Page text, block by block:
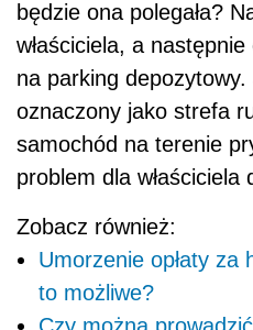
będzie ona polegała?
właściciela, a
na parking
oznaczony jako strefa
samochód na terenie
problem dla właściciela
Zobacz również:
Umorzenie opłaty za
to możliwe?